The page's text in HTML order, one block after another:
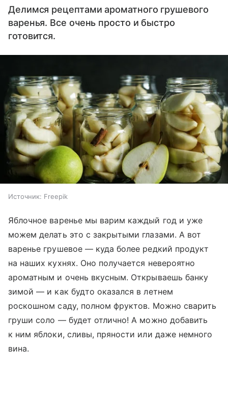
Делимся рецептами ароматного грушевого
варенья. Все очень просто и быстро
готовится.
Источник: Freepik
Яблочное варенье мы варим каждый год и уже
можем делать это с закрытыми глазами. А вот
варенье грушевое — куда более редкий продукт
на наших кухнях. Оно получается невероятно
ароматным и очень вкусным. Открываешь банку
зимой — и как будто оказался в летнем
роскошном саду, полном фруктов. Можно сварить
груши соло — будет отлично! А можно добавить
к ним яблоки, сливы, пряности или даже немного
вина.